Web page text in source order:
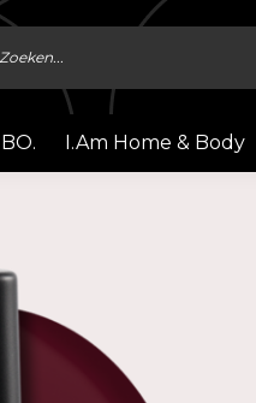
I.Am Home & Body